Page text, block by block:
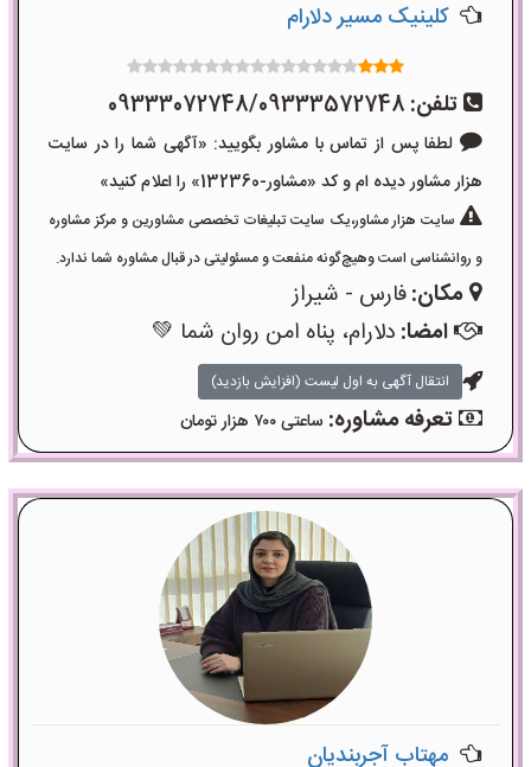
کلینیک مسیر دلارام
تلفن: 09333072748/09333572748
لطفا پس از تماس با مشاور بگویید: «آگهی شما را در سایت
هزار مشاور دیده ام و کد «مشاور-132360» را اعلام کنید»
سایت هزار مشاور،یک سایت تبلیغات تخصصی مشاورین و مرکز مشاوره
و روانشناسی است وهیچ‌گونه منفعت و مسئولیتی در قبال مشاوره شما ندارد.
مکان:فارس - شیراز
امضا: دلارام، پناه امن روان شما 💚
انتقال آگهی به اول لیست (افزایش بازدید)
تعرفه مشاوره: ساعتی ۷۰۰ هزار تومان
مهتاب آجربندیان